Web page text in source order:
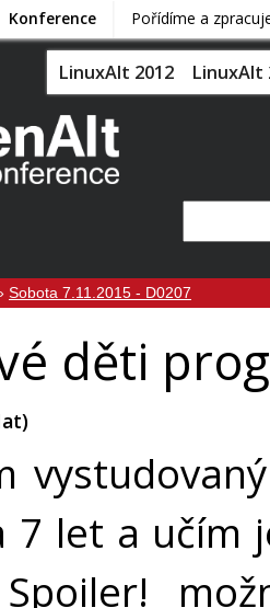
Konference Pořídíme a
LinuxAlt 2012 LinuxAlt
Sobota 7.11.2015 - D0207
děti
7 let a učím
Spoiler!